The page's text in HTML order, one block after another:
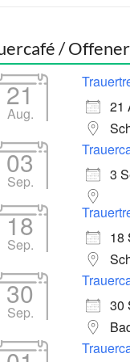
/
21
Aug.
21
03
Sep.
3
18
Sep.
18
30
Sep.
30